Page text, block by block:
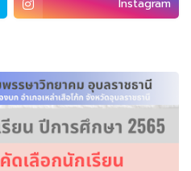
Instagram